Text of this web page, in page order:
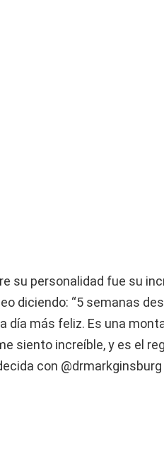
su personalidad fue su
diciendo: “5 semanas
día más feliz. Es una
siento increíble, y es el
con